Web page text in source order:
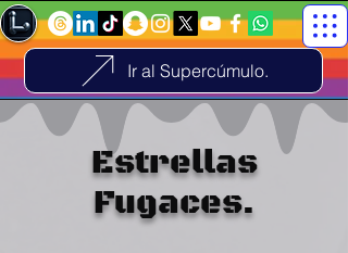
Ir al Supercúmulo.
Estrellas
Fugaces.